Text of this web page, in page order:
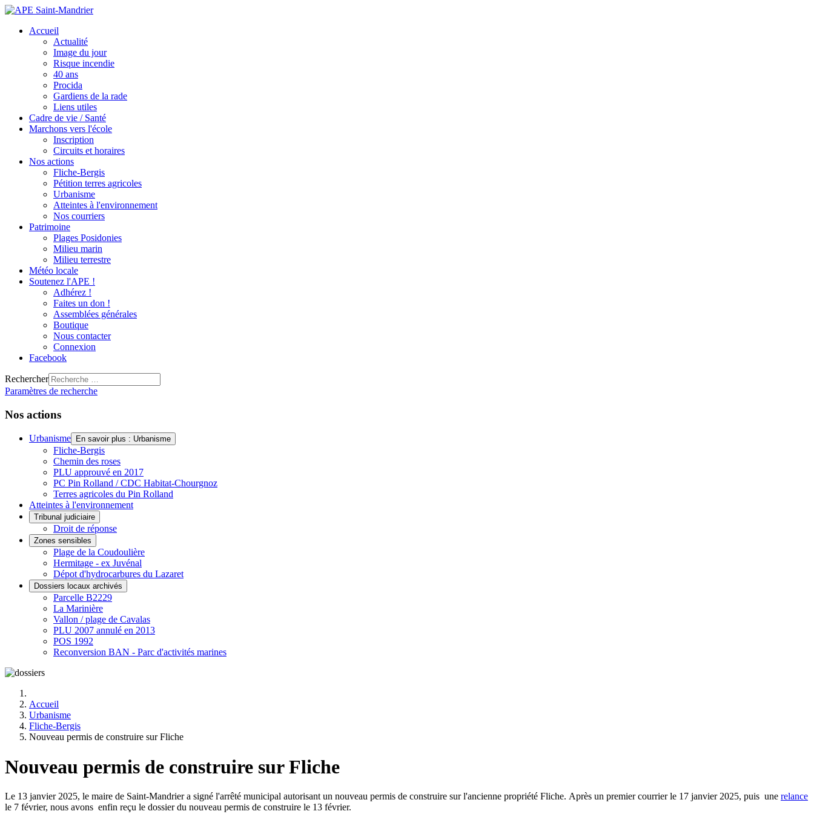
Accueil
Actualité
Image du jour
Risque incendie
40 ans
Procida
Gardiens de la rade
Liens utiles
Cadre de vie / Santé
Marchons vers l'école
Inscription
Circuits et horaires
Nos actions
Fliche-Bergis
Pétition terres agricoles
Urbanisme
Atteintes à l'environnement
Nos courriers
Patrimoine
Plages Posidonies
Milieu marin
Milieu terrestre
Météo locale
Soutenez l'APE !
Adhérez !
Faites un don !
Assemblées générales
Boutique
Nous contacter
Connexion
Facebook
Rechercher
Paramètres de recherche
Nos actions
Urbanisme En savoir plus : Urbanisme
Fliche-Bergis
Chemin des roses
PLU approuvé en 2017
PC Pin Rolland / CDC Habitat-Chourgnoz
Terres agricoles du Pin Rolland
Atteintes à l'environnement
Tribunal judiciaire
Droit de réponse
Zones sensibles
Plage de la Coudoulière
Hermitage - ex Juvénal
Dépot d'hydrocarbures du Lazaret
Dossiers locaux archivés
Parcelle B2229
La Marinière
Vallon / plage de Cavalas
PLU 2007 annulé en 2013
POS 1992
Reconversion BAN - Parc d'activités marines
Accueil
Urbanisme
Fliche-Bergis
Nouveau permis de construire sur Fliche
Nouveau permis de construire sur Fliche
Le 13 janvier 2025, le maire de Saint-Mandrier a signé l'arrêté municipal autorisant un nouveau permis de construire sur l'ancienne propriété Fliche. Après un premier courrier le 17 janvier 2025, puis une relance
le 7 février, nous avons enfin reçu le dossier du nouveau permis de construire le 13 février.